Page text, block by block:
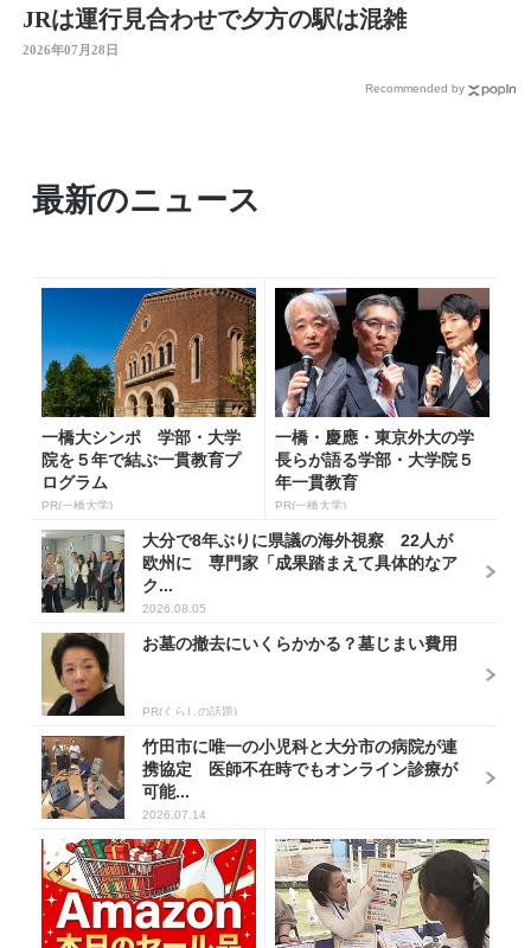
JRは運行見合わせで夕方の駅は混雑
2026年07月28日
Recommended by
最新のニュース
一橋大シンポ 学部・大学
院を５年で結ぶ一貫教育プ
ログラム
PR(一橋大学)
一橋・慶應・東京外大の学
長らが語る学部・大学院５
年一貫教育
PR(一橋大学)
大分で8年ぶりに県議の海外視察 22人が
欧州に 専門家「成果踏まえて具体的なア
ク...
2026.08.05
お墓の撤去にいくらかかる？墓じまい費用
PR(くらしの話題)
竹田市に唯一の小児科と大分市の病院が連
携協定 医師不在時でもオンライン診療が
可能...
2026.07.14